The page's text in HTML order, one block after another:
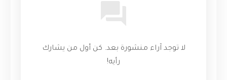
لا توجد آراء منشورة بعد. كن أول من يشارك
رأيه!